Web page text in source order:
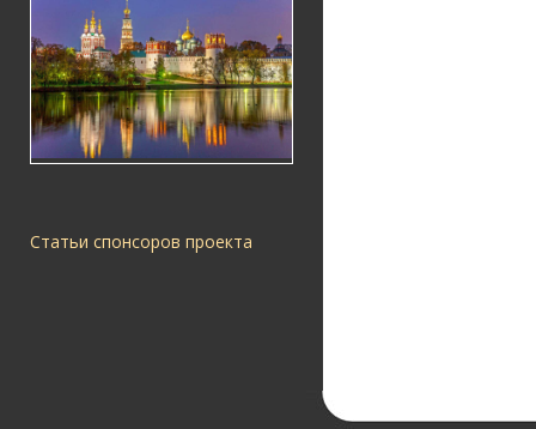
Статьи спонсоров проекта